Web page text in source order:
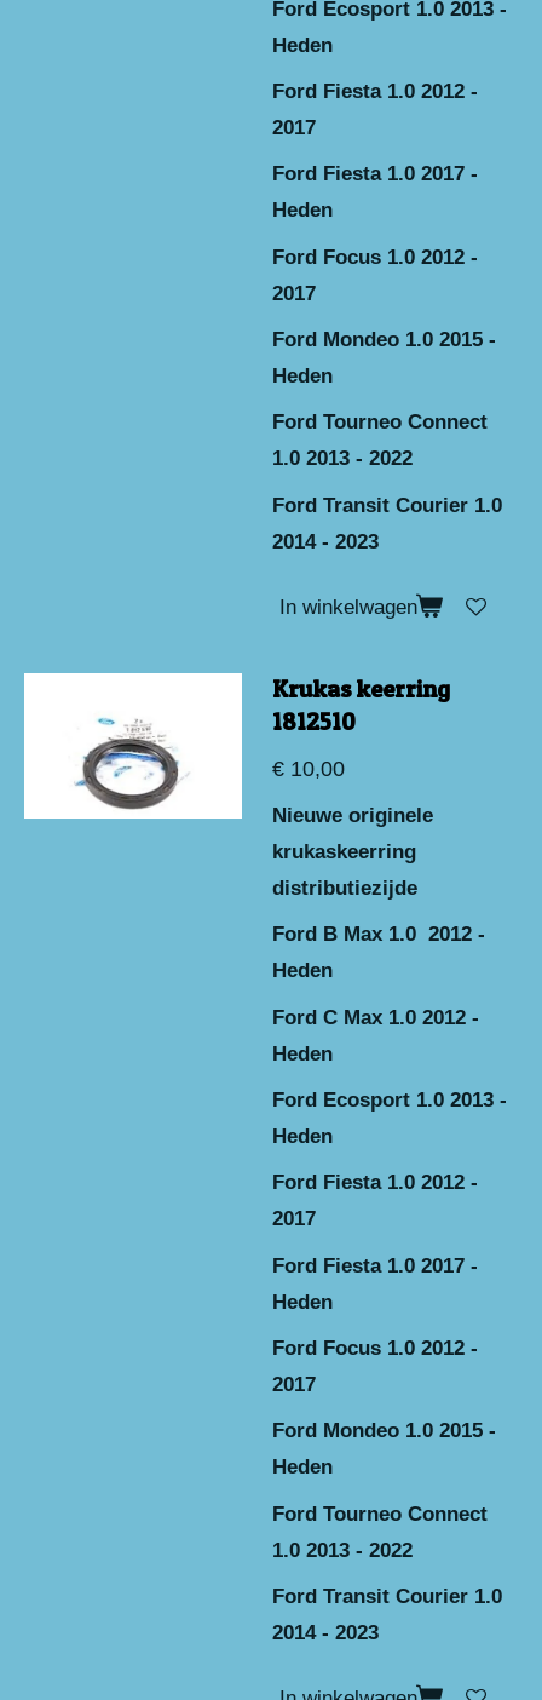
Ford Ecosport 1.0 2013 -
Heden
Ford Fiesta 1.0 2012 -
2017
Ford Fiesta 1.0 2017 -
Heden
Ford Focus 1.0 2012 -
2017
Ford Mondeo 1.0 2015 -
Heden
Ford Tourneo Connect
1.0 2013 - 2022
Ford Transit Courier 1.0
2014 - 2023
In winkelwagen
Krukas keerring
1812510
€ 10,00
Nieuwe originele
krukaskeerring
distributiezijde
Ford B Max 1.0 2012 -
Heden
Ford C Max 1.0 2012 -
Heden
Ford Ecosport 1.0 2013 -
Heden
Ford Fiesta 1.0 2012 -
2017
Ford Fiesta 1.0 2017 -
Heden
Ford Focus 1.0 2012 -
2017
Ford Mondeo 1.0 2015 -
Heden
Ford Tourneo Connect
1.0 2013 - 2022
Ford Transit Courier 1.0
2014 - 2023